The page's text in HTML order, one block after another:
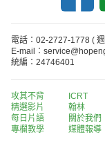
電話：02-2727-1778 (
E-mail：
統編：24746401
攻其不背
精選影片
每日片語
專欄教學
ICRT
翰林
關於我們
媒體報導